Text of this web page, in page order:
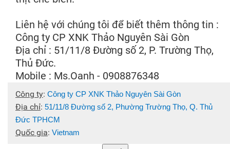
Liên hệ với chúng tôi để biết thêm thông tin :
Công ty CP XNK Thảo Nguyên Sài Gòn
Địa chỉ : 51/11/8 Đường số 2, P. Trường Thọ,
Thủ Đức.
Mobile : Ms.Oanh - 0908876348
Công ty: Công ty CP XNK Thảo Nguyên Sài Gòn
Địa chỉ: 51/11/8 Đường số 2, Phường Trường Thọ, Q. Thủ
Đức TPHCM
Quốc gia: Vietnam